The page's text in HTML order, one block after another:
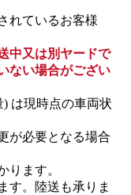
れているお客様
中又は別ヤードで
ない場合がござい
) は現時点の車両状
が必要となる場合
ります。
す。陸送も承りま